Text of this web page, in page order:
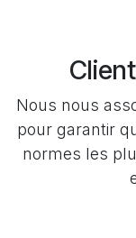
Nous nous
pour garantir
normes les